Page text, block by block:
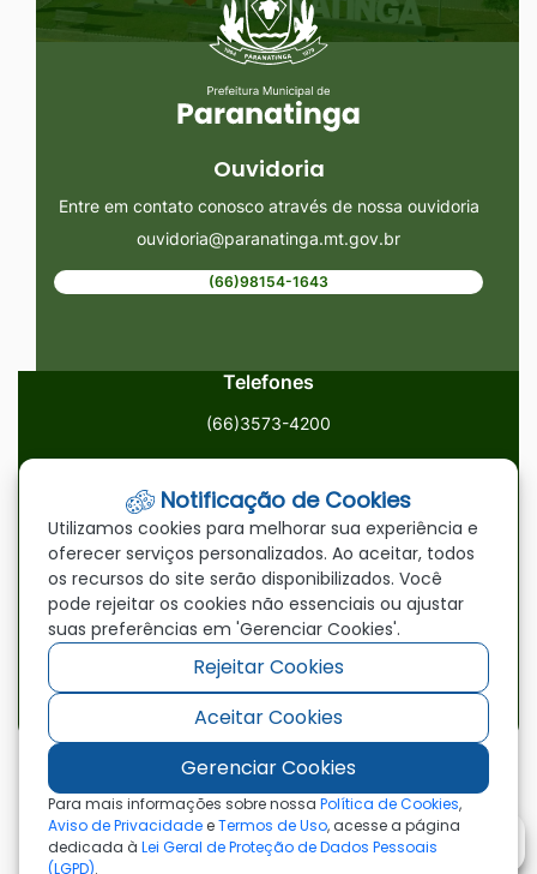
Ouvidoria
Entre em contato conosco através de nossa ouvidoria
ouvidoria@paranatinga.mt.gov.br
(66)98154-1643
Telefones
(66)3573-4200
ouvidoria@paranatinga.mt.gov.br
Localização
Av. Brasil, 1900, Centro, Paranatinga/MT, 78870-000
Redes Sociais
Acessar
a
Rede
Social
Facebook
Acessar
a
Rede
Social
Youtube
Acessar
a
Rede
Social
©2026 - Prefeitura Municipal de Paranatinga - MT
- Todos os direitos reservados
Notificação de Cookies
Utilizamos cookies para melhorar sua experiência e
oferecer serviços personalizados. Ao aceitar, todos
os recursos do site serão disponibilizados. Você
pode rejeitar os cookies não essenciais ou ajustar
suas preferências em 'Gerenciar Cookies'.
Rejeitar Cookies
Aceitar Cookies
Gerenciar Cookies
Para mais informações sobre nossa Política de Cookies,
Aviso de PrivacidadeeTermos de Uso, acesse a página
dedicada à Lei Geral de Proteção de Dados Pessoais
(LGPD).